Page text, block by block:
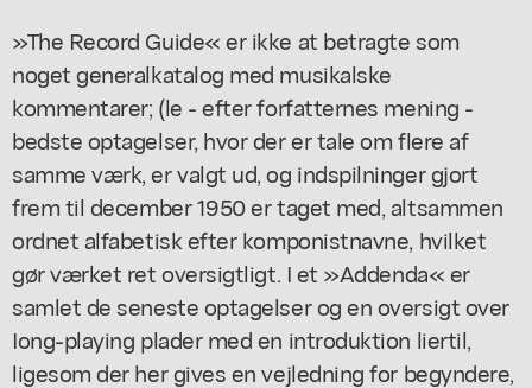
»The Record Guide« er ikke at betragte som
noget generalkatalog med musikalske
kommentarer; (le - efter forfatternes mening -
bedste optagelser, hvor der er tale om flere af
samme værk, er valgt ud, og indspilninger gjort
frem til december 1950 er taget med, altsammen
ordnet alfabetisk efter komponistnavne, hvilket
gør værket ret oversigtligt. I et »Addenda« er
samlet de seneste optagelser og en oversigt over
Iong-playing plader med en introduktion liertil,
ligesom der her gives en vejledning for begyndere,